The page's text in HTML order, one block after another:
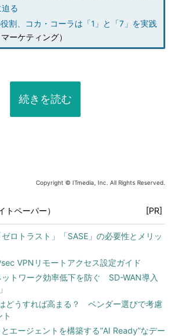
る
割、コカ・コーラは「1」と「7」を実践
ーケティング）
続きを読む
Copyright © ITmedia, Inc. All Rights Reserved.
トペーパー） [PR]
ロトラスト」「SASE」の必要性とメリッ
VPNリモートアクセス設定ガイド
トワーク効率低下を防ぐ SD-WAN導入
どうすれば高まる？ ベンダー選びで考慮
エージェントを構築する“AI Ready”なデー